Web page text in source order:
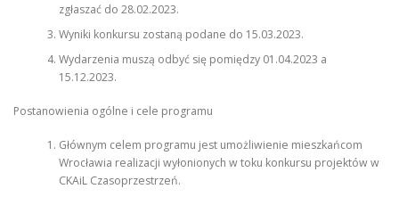
zgłaszać do 28.02.2023.
Wyniki konkursu zostaną podane do 15.03.2023.
Wydarzenia muszą odbyć się pomiędzy 01.04.2023 a
15.12.2023.
Postanowienia ogólne i cele programu
Głównym celem programu jest umożliwienie mieszkańcom
Wrocławia realizacji wyłonionych w toku konkursu projektów w
CKAiL Czasoprzestrzeń.